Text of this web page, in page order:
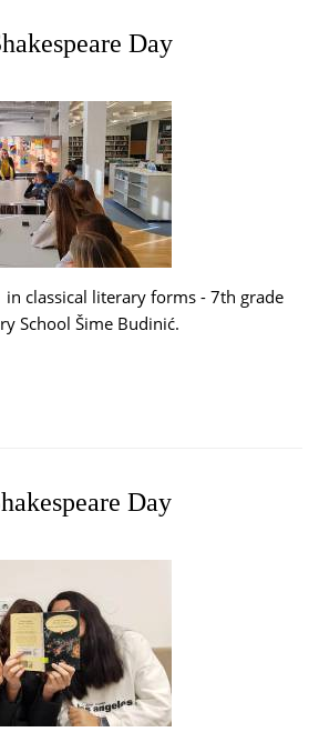
Day
in classical literary forms - 7th grade
School Šime Budinić.
Day